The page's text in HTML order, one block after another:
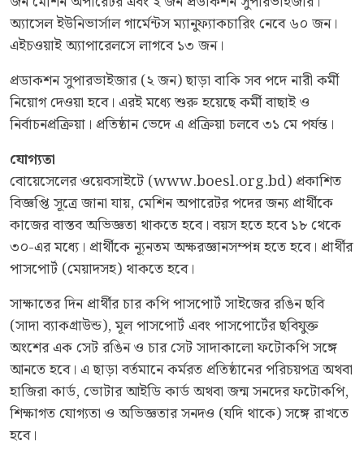
অ্যাসেল ইউনিভার্সাল গার্মেন্টস ম্যানুফ্যাকচারিং নেবে ৬০ জন।
এইচওয়াই অ্যাপারেলসে লাগবে ১৩ জন।
প্রডাকশন সুপারভাইজার (২ জন) ছাড়া বাকি সব পদে নারী কর্মী
নিয়োগ দেওয়া হবে। এরই মধ্যে শুরু হয়েছে কর্মী বাছাই ও
নির্বাচনপ্রক্রিয়া। প্রতিষ্ঠান ভেদে এ প্রক্রিয়া চলবে ৩১ মে পর্যন্ত।
যোগ্যতা
বোয়েসেলের ওয়েবসাইটে (www.boesl.org.bd) প্রকাশিত
বিজ্ঞপ্তি সূত্রে জানা যায়, মেশিন অপারেটর পদের জন্য প্রার্থীকে
কাজের বাস্তব অভিজ্ঞতা থাকতে হবে। বয়স হতে হবে ১৮ থেকে
৩০-এর মধ্যে। প্রার্থীকে ন্যূনতম অক্ষরজ্ঞানসম্পন্ন হতে হবে। প্রার্থীর
পাসপোর্ট (মেয়াদসহ) থাকতে হবে।
সাক্ষাতের দিন প্রার্থীর চার কপি পাসপোর্ট সাইজের রঙিন ছবি
(সাদা ব্যাকগ্রাউন্ড), মূল পাসপোর্ট এবং পাসপোর্টের ছবিযুক্ত
অংশের এক সেট রঙিন ও চার সেট সাদাকালো ফটোকপি সঙ্গে
আনতে হবে। এ ছাড়া বর্তমানে কর্মরত প্রতিষ্ঠানের পরিচয়পত্র অথবা
হাজিরা কার্ড, ভোটার আইডি কার্ড অথবা জন্ম সনদের ফটোকপি,
শিক্ষাগত যোগ্যতা ও অভিজ্ঞতার সনদও (যদি থাকে) সঙ্গে রাখতে
হবে।